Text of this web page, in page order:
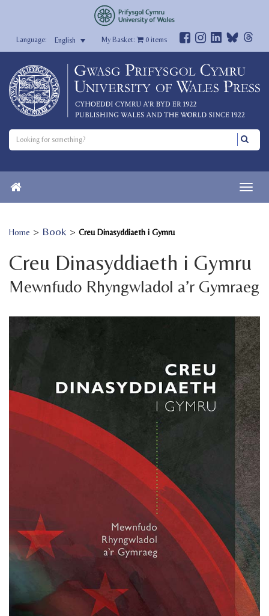
English My Basket: 0items
Home > Book > Creu Dinasyddiaeth i Gymru
Creu Dinasyddiaeth i Gymru
Mewnfudo Rhyngwladol a’r Gymraeg